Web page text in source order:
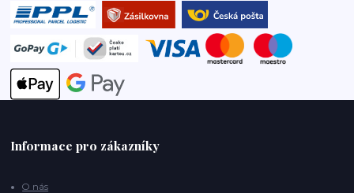
Informace pro zákazníky
O nás